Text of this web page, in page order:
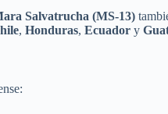
Salvatrucha (MS-13)
, Honduras, Ecuador y